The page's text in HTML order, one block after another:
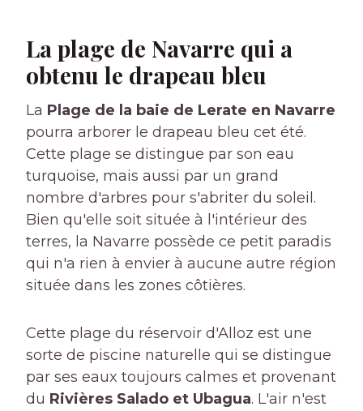
La plage de Navarre qui a
obtenu le drapeau bleu
La Plage de la baie de Lerate en Navarre
pourra arborer le drapeau bleu cet été.
Cette plage se distingue par son eau
turquoise, mais aussi par un grand
nombre d'arbres pour s'abriter du soleil.
Bien qu'elle soit située à l'intérieur des
terres, la Navarre possède ce petit paradis
qui n'a rien à envier à aucune autre région
située dans les zones côtières.
Cette plage du réservoir d'Alloz est une
sorte de piscine naturelle qui se distingue
par ses eaux toujours calmes et provenant
du Rivières Salado et Ubagua. L'air n'est